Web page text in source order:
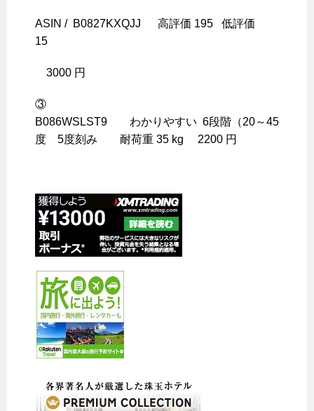
ASIN / B0827KXQJJ 高評価 195 低評価
15
3000 円
③
B086WSLST9 わかりやすい 6段階（20～45
度 5度刻み 耐荷重 35 kg 2200 円